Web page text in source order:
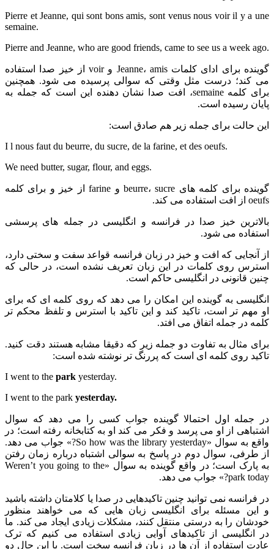
Pierre et Jeanne, qui sont bons amis, sont venus nous voir il y a une
semaine.
Pierre and Jeanne, who are good friends, came to see us a week ago.
گوینده برای ادای کلمات Jeanne، amis و voir از خیز صدا استفاده
می کند؛ درست مثل وقتی که سوالی پرسیده می شود. همچنین
برای کلمه semaine، افت صدا نشان دهنده این است که جمله به
پایان رسیده است.
این حالت برای جمله زیر هم صادق است:
I l nous faut du beurre, du sucre, de la farine, et des oeufs.
We need butter, sugar, flour, and eggs.
گوینده برای کلمه های beurre، sucre و farine از خیز و برای کلمه
oeufs از افت استفاده می کند.
بالاترین خیز صدا در فرانسه و انگلیسی در جمله های پرسشی
استفاده می شود.
از آنجایی که افت و خیز در زبان فرانسه قواعد سفت و سختی دارد،
استرس روی کلمات در این زبان تعریف نشده است، در حالی که
چنین قانونی در انگلیسی حاکم است.
انگلیسی به گوینده این امکان را می دهد که روی کلمه ای که برای
او مهم تر است، تاکید کند و این تاکید با استرس و تلفظ محکم تر
کلمه در جمله اتفاق می افتد.
برای مثال به تفاوت دو جمله زیر که دقیقا مشابه هستند دقت کنید.
تاکید روی کلمه ای است که پررنگ تر نوشته شده است:
I went to the park yesterday.
I went to the park yesterday.
در جمله اول احتمالا گوینده جواب کسی را می دهد که سوال
اشتباهی از او می پرسد و فکر می کند او به کتابخانه رفته است؛ در
واقع به سوال «So how was the library yesterday?» جواب می دهد.
از طرفی، سوال دوم در پاسخ به سوالی اشتباه درباره زمان رفتن
به پارک است؛ در واقع گوینده به سوال «Weren’t you going to the
park today?» جواب می دهد.
در فرانسه نمی توانید چنین تاکیدهایی در صدا یا کلامتان داشته باشید
و این مسئله برای انگلیسی زبان هایی که می خواهند منظور
خودشان را به درستی منتقل کنند، مشکلات زیادی ایجاد می کند. ما
در انگلیسی از تاکیدهای آوایی زیادی استفاده می کنیم که ترک
عادت استفاده از آن ها در زبان فرانسه سخت است. با این حال دو